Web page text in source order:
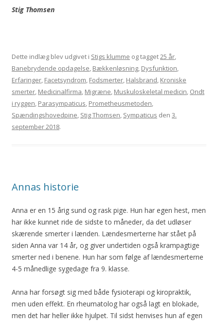
Stig Thomsen
Dette indlæg blev udgivet i Stigs klumme og tagget25 år,
Banebrydende opdagelse, Bækkenløsning, Dysfunktion,
Erfaringer, Facetsyndrom, Fodsmerter, Halsbrand, Kroniske
smerter, Medicinalfirma, Migræne, Muskuloskeletal medicin, Ondt
i ryggen, Parasympaticus, Prometheusmetoden,
Spændingshovedpine, Stig Thomsen, Sympaticus den 3.
september 2018.
Annas historie
Anna er en 15 årig sund og rask pige. Hun har egen hest, men
har ikke kunnet ride de sidste to måneder, da det udløser
skærende smerter i lænden. Lændesmerterne har stået på
siden Anna var 14 år, og giver undertiden også krampagtige
smerter ned i benene. Hun har som følge af lændesmerterne
4-5 månedlige sygedage fra 9. klasse.
Anna har forsøgt sig med både fysioterapi og kiropraktik,
men uden effekt. En rheumatolog har også lagt en blokade,
men det har heller ikke hjulpet. Til sidst henvises hun af egen